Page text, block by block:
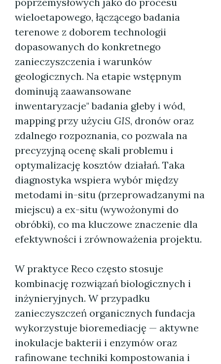
wieloetapowego, łączącego badania
terenowe z doborem technologii
dopasowanych do konkretnego
zanieczyszczenia i warunków
geologicznych. Na etapie wstępnym
dominują zaawansowane
inwentaryzacje" badania gleby i wód,
mapping przy użyciu GIS, dronów oraz
zdalnego rozpoznania, co pozwala na
precyzyjną ocenę skali problemu i
optymalizację kosztów działań. Taka
diagnostyka wspiera wybór między
metodami in-situ (przeprowadzanymi na
miejscu) a ex-situ (wywożonymi do
obróbki), co ma kluczowe znaczenie dla
efektywności i zrównoważenia projektu.
W praktyce Reco często stosuje
kombinację rozwiązań biologicznych i
inżynieryjnych. W przypadku
zanieczyszczeń organicznych fundacja
wykorzystuje bioremediację — aktywne
inokulacje bakterii i enzymów oraz
rafinowane techniki kompostowania i